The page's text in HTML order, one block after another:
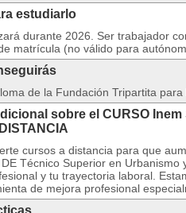
estudiarlo
durante 2026. Ser trabajador
matrícula (no válido para
de la Fundación Tripartita
sobre el CURSO
cursos a distancia para que
Técnico Superior en
y tu trayectoria laboral.
de mejora profesional